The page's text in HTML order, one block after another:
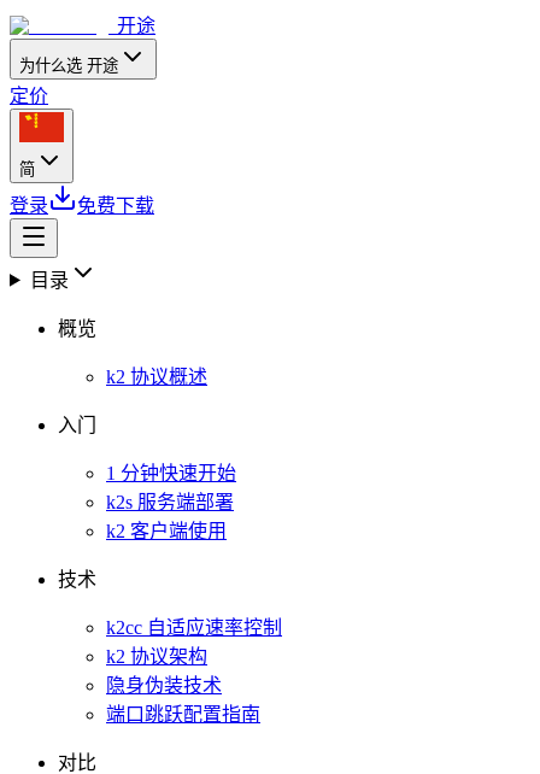
开途
为什么选 开途
定价
简
登录 免费下载
目录
概览
k2 协议概述
入门
1 分钟快速开始
k2s 服务端部署
k2 客户端使用
技术
k2cc 自适应速率控制
k2 协议架构
隐身伪装技术
端口跳跃配置指南
对比